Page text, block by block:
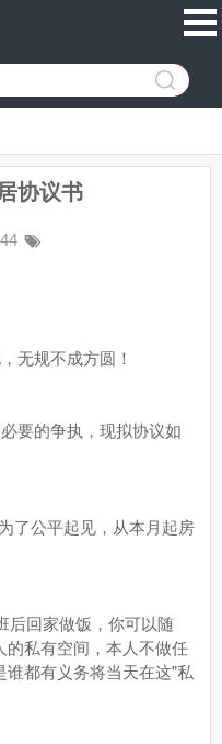
协议书
无规不成方圆！
要的争执，现拟协议如
了公平起见，从本月起房
后回家做饭，你可以随
的私有空间，本人不做任
都有义务将当天在这”私